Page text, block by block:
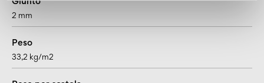
Giunto
2 mm
Peso
33,2 kg/m2